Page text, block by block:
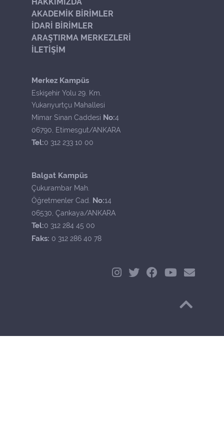
AKADEMİK BİRİMLER
İDARİ BİRİMLER
ARAŞTIRMA MERKEZLERİ
İLETİŞİM
Merkez Kampüs
Eskişehir Yolu 29. Km.
Yukarıyurtçu Mahallesi
Mimar Sinan Caddesi No:4
06790, Etimesgut/ANKARA
Tel:0 312 233 10 00
Balgat Kampüs
Çukurambar Mah.
Öğretmenler Cad. No:14
06530, Çankaya/ANKARA
Tel:0 312 284 45 00
Faks: 0 312 286 40 78